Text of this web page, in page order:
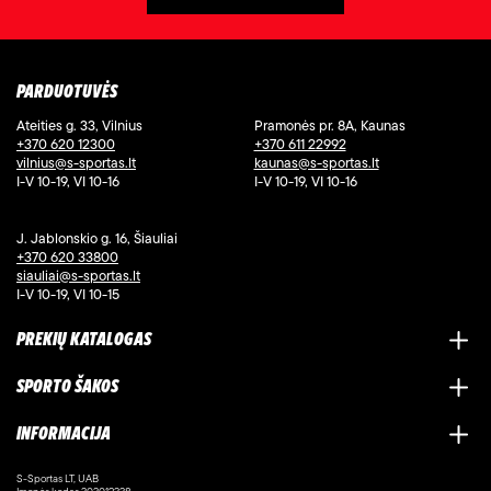
PARDUOTUVĖS
Ateities g. 33, Vilnius
+370 620 12300
vilnius@s-sportas.lt
I-V 10-19, VI 10-16
Pramonės pr. 8A, Kaunas
+370 611 22992
kaunas@s-sportas.lt
I-V 10-19, VI 10-16
J. Jablonskio g. 16, Šiauliai
+370 620 33800
siauliai@s-sportas.lt
I-V 10-19, VI 10-15
PREKIŲ KATALOGAS
SPORTO ŠAKOS
INFORMACIJA
S-Sportas LT, UAB